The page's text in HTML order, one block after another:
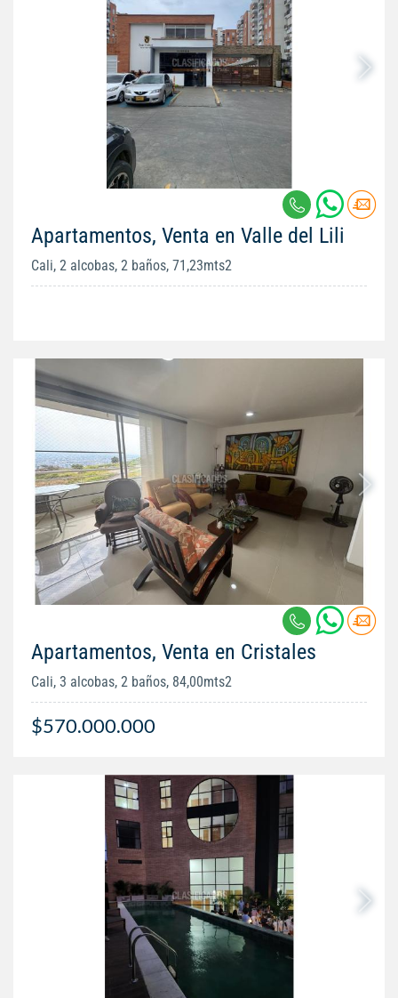
Apartamentos, Venta en Valle del Lili
Cali, 2 alcobas, 2 baños, 71,23mts2
Apartamentos, Venta en Cristales
Cali, 3 alcobas, 2 baños, 84,00mts2
$570.000.000